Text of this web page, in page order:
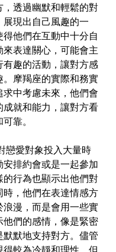
，透過幽默和輕鬆的對
現出自己風趣的一
他們在互動中十分自
表達關心，可能會主
有趣的活動，讓對方感
。摩羯座的實際和務實
中考慮未來，他們會
成就和能力，讓對方看
靠。
戀愛對象投入大量時
安排約會或是一起參加
的行為也顯示出他們對
時，他們在表達情感方
浪漫，而是會用一些實
他們的感情，像是緊密
默默地支持對方。儘管